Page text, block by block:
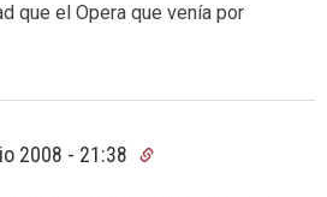
que el Opera que venía por
2008 - 21:38